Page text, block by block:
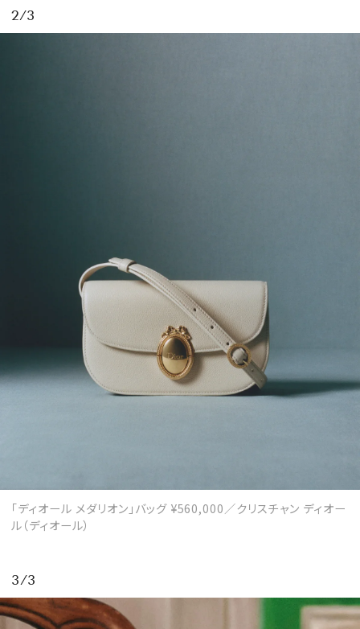
MAGAZINE
2/3
「ディオール メダリオン」バッグ ¥560,000／クリスチャン ディオー
ル（ディオール）
3/3